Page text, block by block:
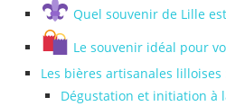
Quel souvenir de Lille
Le souvenir idéal pour
Les bières artisanales
Dégustation et initiation à